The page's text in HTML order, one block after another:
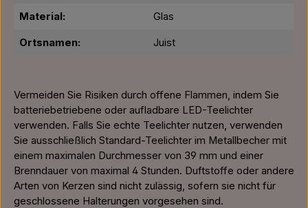
Material: Glas
Ortsnamen: Juist
Vermeiden Sie Risiken durch offene Flammen, indem Sie
batteriebetriebene oder aufladbare LED-Teelichter
verwenden. Falls Sie echte Teelichter nutzen, verwenden
Sie ausschließlich Standard-Teelichter im Metallbecher mit
einem maximalen Durchmesser von 39 mm und einer
Brenndauer von maximal 4 Stunden. Duftstoffe oder andere
Arten von Kerzen sind nicht zulässig, sofern sie nicht für
geschlossene Halterungen vorgesehen sind.